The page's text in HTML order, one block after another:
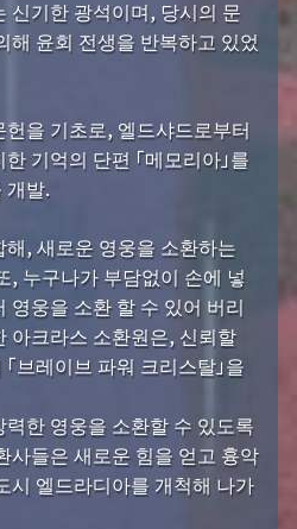
신기한 광석이며, 당시의 문
해 윤회 전생을 반복하고 있었
을 기초로, 엘드샤드로부터
기억의 단편 「메모리아」를
개발.
, 새로운 영웅을 소환하는
, 누구나가 부담없이 손에 넣
영웅을 소환 할 수 있어 버리
아크라스 소환원은, 신뢰할
브레이브 파워 크리스탈」을
한 영웅을 소환할 수 있도록
사들은 새로운 힘을 얻고 흉악
시 엘드라디아를 개척해 나가